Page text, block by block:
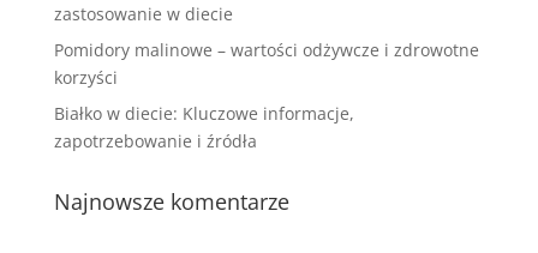
zastosowanie w diecie
Pomidory malinowe – wartości odżywcze i zdrowotne
korzyści
Białko w diecie: Kluczowe informacje,
zapotrzebowanie i źródła
Najnowsze komentarze